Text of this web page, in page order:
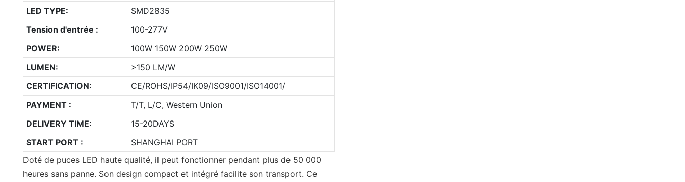
LED TYPE:
SMD2835
Tension d'entrée :
100-277V
POWER:
100W 150W 200W 250W
LUMEN:
>150 LM/W
CERTIFICATION:
CE/ROHS/IP54/IK09/ISO9001/ISO14001/
PAYMENT :
T/T, L/C, Western Union
DELIVERY TIME:
15-20DAYS
START PORT :
SHANGHAI PORT
Doté de puces LED haute qualité, il peut fonctionner pendant plus de 50 000
heures sans panne. Son design compact et intégré facilite son transport. Ce